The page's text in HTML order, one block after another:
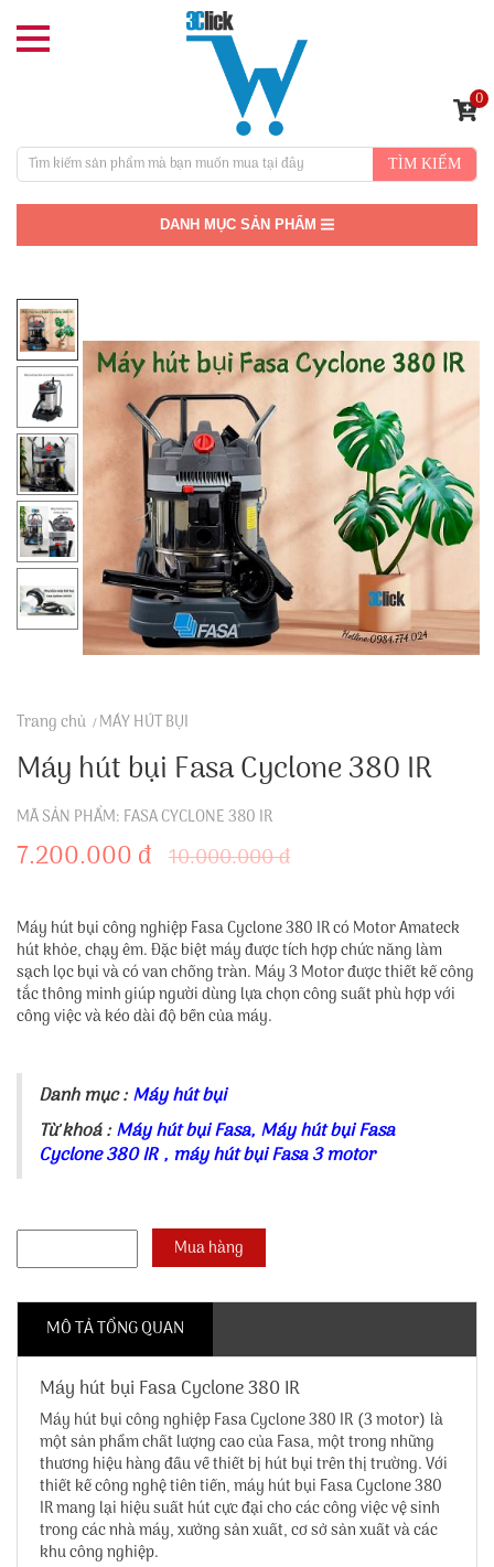
TÌM KIẾM
0
DANH MỤC SẢN PHẨM
Trang chủ MÁY HÚT BỤI
Máy hút bụi Fasa Cyclone 380 IR
MÃ SẢN PHẨM: FASA CYCLONE 380 IR
7.200.000 đ 10.000.000 đ
Máy hút bụi công nghiệp Fasa Cyclone 380 IR có Motor Amateck
hút khỏe, chạy êm. Đặc biệt máy được tích hợp chức năng làm
sạch lọc bụi và có van chống tràn. Máy 3 Motor được thiết kế công
tắc thông minh giúp người dùng lựa chọn công suất phù hợp với
công việc và kéo dài độ bền của máy.
Danh mục :Máy hút bụi
Từ khoá :Máy hút bụi Fasa, Máy hút bụi Fasa
Cyclone 380 IR, máy hút bụi Fasa 3 motor
MÔ TẢ TỔNG QUAN
Máy hút bụi Fasa Cyclone 380 IR
Máy hút bụi công nghiệp Fasa Cyclone 380 IR (3 motor) là
một sản phẩm chất lượng cao của Fasa, một trong những
thương hiệu hàng đầu về thiết bị hút bụi trên thị trường. Với
thiết kế công nghệ tiên tiến, máy hút bụi Fasa Cyclone 380
IR mang lại hiệu suất hút cực đại cho các công việc vệ sinh
trong các nhà máy, xưởng sản xuất, cơ sở sản xuất và các
khu công nghiệp.